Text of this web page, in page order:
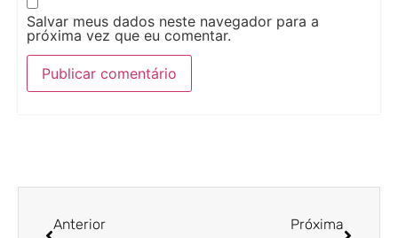
Salvar meus dados neste navegador para a
próxima vez que eu comentar.
Anterior Próxima